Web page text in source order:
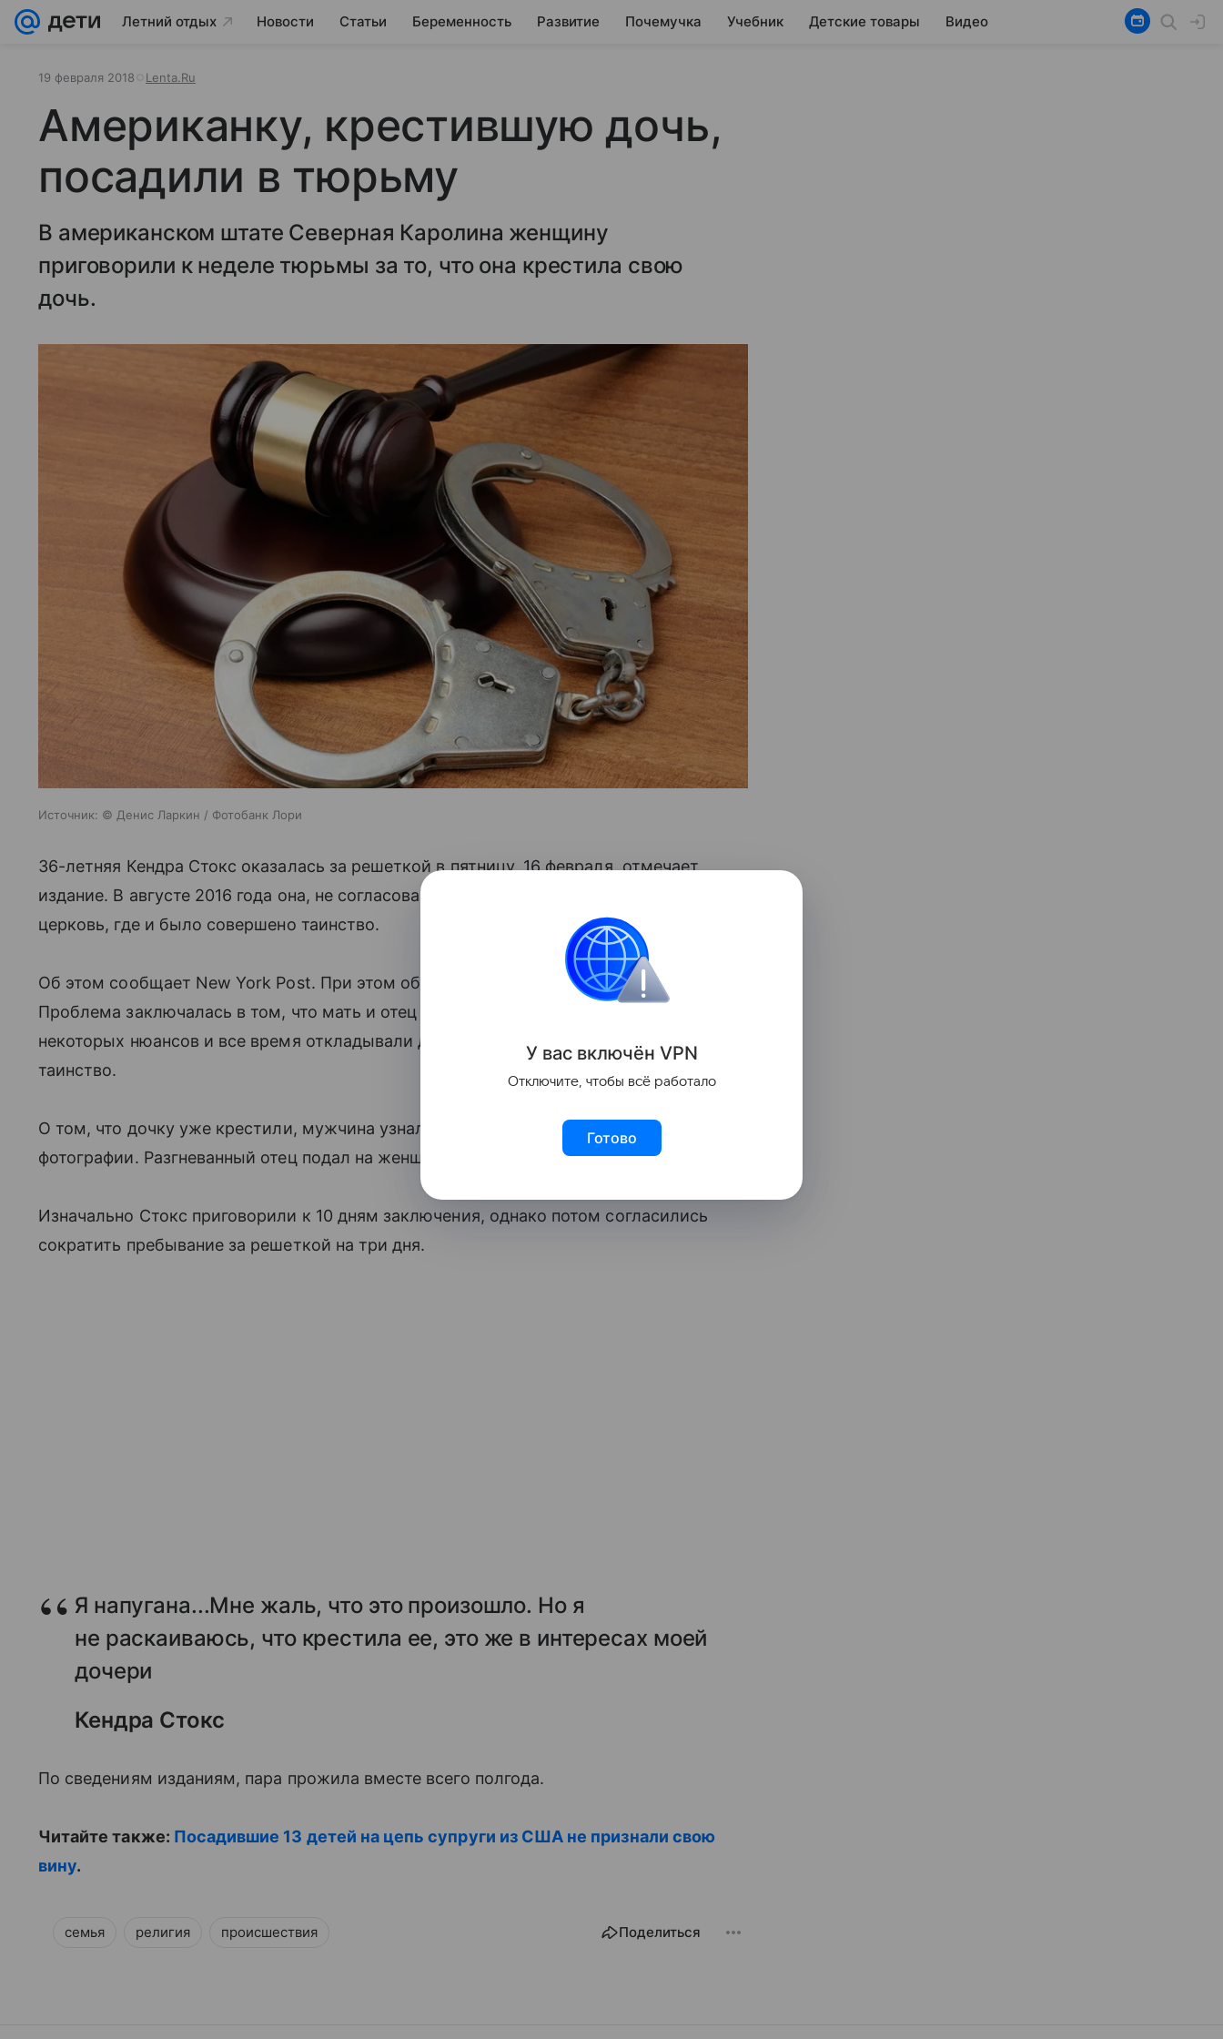
Летний отдых Новости Статьи Беременность Развитие Почемучка Учебник Детские товары Видео
19 февраля 2018 Lenta.Ru
Американку, крестившую дочь,
посадили в тюрьму
В американском штате Северная Каролина женщину
приговорили к неделе тюрьмы за то, что она крестила свою
дочь.
Источник: © Денис Ларкин / Фотобанк Лори
36-летняя Кендра Стокс оказалась за решеткой в пятницу, 16 февраля, отмечает
издание. В августе 2016 года она, не согласовав это с отцом девочки, пошла в
церковь, где и было совершено таинство.
Об этом сообщает New York Post. При этом оба родителя исповедуют католицизм.
Проблема заключалась в том, что мать и отец никак не могли договориться по поводу
некоторых нюансов и все время откладывали день, когда должно произойти
таинство.
О том, что дочку уже крестили, мужчина узнал из Facebook, куда женщина выложила
фотографии. Разгневанный отец подал на женщину в суд.
Изначально Стокс приговорили к 10 дням заключения, однако потом согласились
сократить пребывание за решеткой на три дня.
Я напугана...Мне жаль, что это произошло. Но я
не раскаиваюсь, что крестила ее, это же в интересах моей
дочери
Кендра Стокс
По сведениям изданиям, пара прожила вместе всего полгода.
Читайте также: Посадившие 13 детей на цепь супруги из США не признали свою
вину.
семья религия происшествия Поделиться
У вас включён VPN
Отключите, чтобы всё работало
Готово